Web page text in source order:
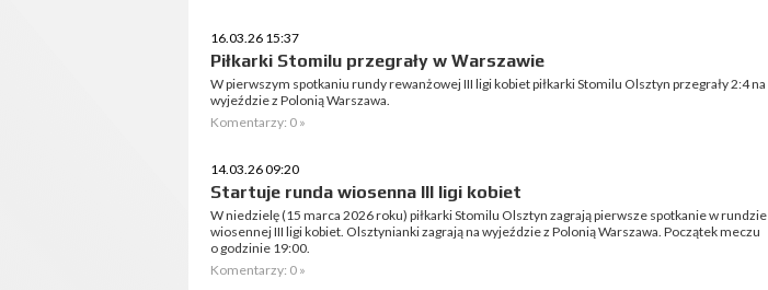
16.03.26 15:37
Piłkarki Stomilu przegrały w Warszawie
W pierwszym spotkaniu rundy rewanżowej III ligi kobiet piłkarki Stomilu Olsztyn przegrały 2:4 na
wyjeździe z Polonią Warszawa.
Komentarzy: 0 »
14.03.26 09:20
Startuje runda wiosenna III ligi kobiet
W niedzielę (15 marca 2026 roku) piłkarki Stomilu Olsztyn zagrają pierwsze spotkanie w rundzie
wiosennej III ligi kobiet. Olsztynianki zagrają na wyjeździe z Polonią Warszawa. Początek meczu
o godzinie 19:00.
Komentarzy: 0 »